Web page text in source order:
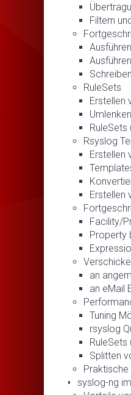
Filtern
RuleSets
Erstellen
Rsyslog
Erstellen
Erstellen
Facility/
Property
an
an eMail
Tuning
rsyslog
RuleSets
Splitten
Praktische
syslog-ng